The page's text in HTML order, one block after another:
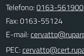
Telefono:0163-561900
Fax: 0163-55124
E-mail:
PEC: